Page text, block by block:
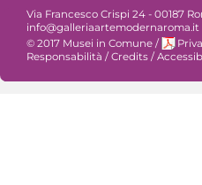
Via Francesco Crispi 24 - 00187
info@galleriaartemodernaroma.it
© 2017 Musei in Comune /
Responsabilità / Credits /